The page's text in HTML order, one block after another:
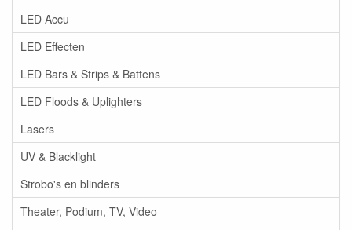
LED Accu
LED Effecten
LED Bars & Strips & Battens
LED Floods & Uplighters
Lasers
UV & Blacklight
Strobo's en blinders
Theater, Podium, TV, Video